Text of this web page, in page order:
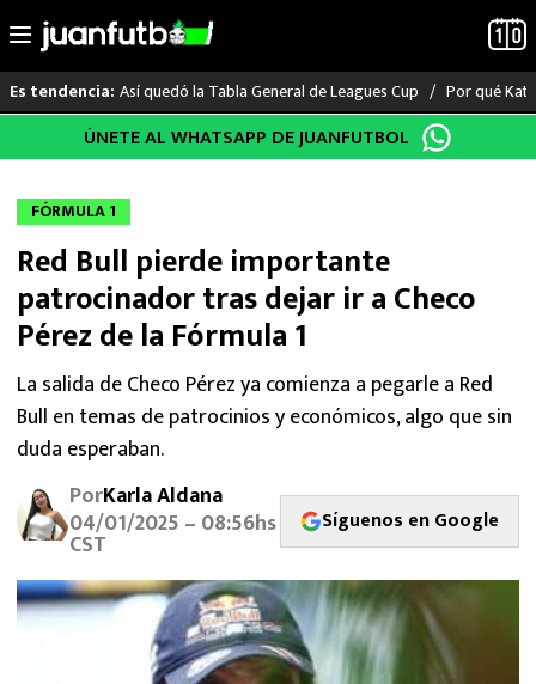
al
Es tendencia: Así quedó la Tabla General de Leagues Cup Por qué
LO ÚLTIMO
LIGA MX
RAYADOS
PUMAS
ATLANTE
SELECCIÓN MEXICANA
FUTBOL INTERNACIONAL
MEXICANOS EN EL EXTRANJERO
FUTBOL ESTUFA
ÚNETE AL WHATSAPP DE JUANFUTBOL
FÓRMULA 1
Red Bull pierde importante
patrocinador tras dejar ir a Checo
Pérez de la Fórmula 1
La salida de Checo Pérez ya comienza a pegarle a Red
Bull en temas de patrocinios y económicos, algo que sin
duda esperaban.
PorKarla Aldana
04/01/2025 – 08:56hs
CST
Síguenos en Google